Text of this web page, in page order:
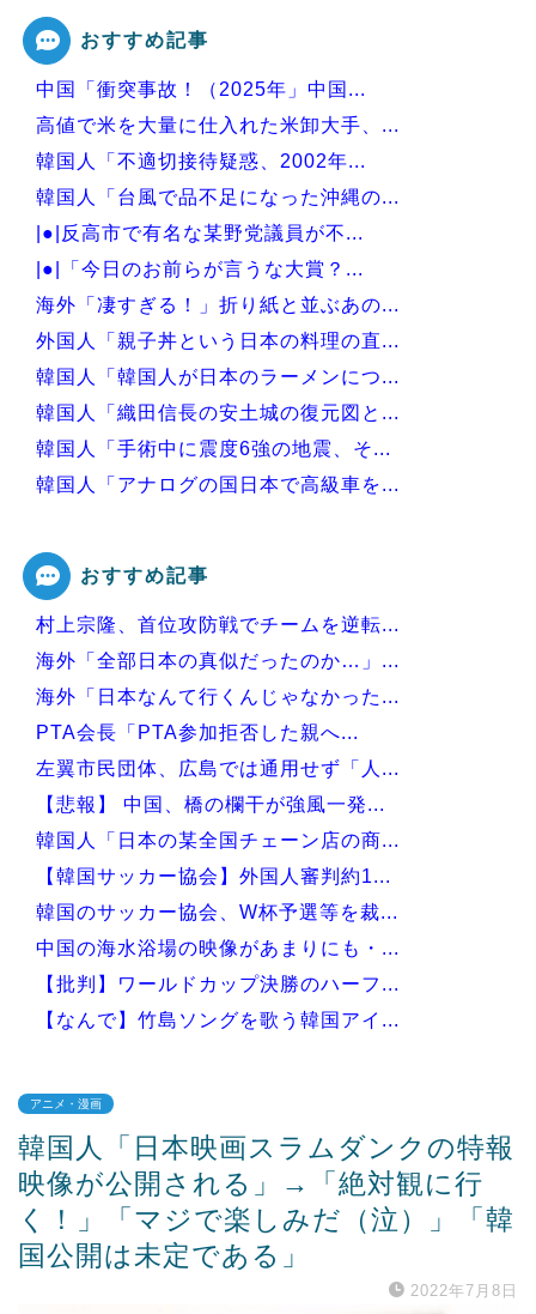
おすすめ記事
中国「衝突事故！（2025年」中国...
高値で米を大量に仕入れた米卸大手、...
韓国人「不適切接待疑惑、2002年...
韓国人「台風で品不足になった沖縄の...
|●|反高市で有名な某野党議員が不...
|●|「今日のお前らが言うな大賞？...
海外「凄すぎる！」折り紙と並ぶあの...
外国人「親子丼という日本の料理の直...
韓国人「韓国人が日本のラーメンにつ...
韓国人「織田信長の安土城の復元図と...
韓国人「手術中に震度6強の地震、そ...
韓国人「アナログの国日本で高級車を...
Powered by livedoor 相互RSS
おすすめ記事
村上宗隆、首位攻防戦でチームを逆転...
海外「全部日本の真似だったのか…」...
海外「日本なんて行くんじゃなかった...
PTA会長「PTA参加拒否した親へ...
左翼市民団体、広島では通用せず「人...
【悲報】 中国、橋の欄干が強風一発...
韓国人「日本の某全国チェーン店の商...
【韓国サッカー協会】外国人審判約1...
韓国のサッカー協会、W杯予選等を裁...
中国の海水浴場の映像があまりにも・...
【批判】ワールドカップ決勝のハーフ...
【なんで】竹島ソングを歌う韓国アイ...
Powered by livedoor 相互RSS
アニメ・漫画
韓国人「日本映画スラムダンクの特報
映像が公開される」→「絶対観に行
く！」「マジで楽しみだ（泣）」「韓
国公開は未定である」
2022年7月8日